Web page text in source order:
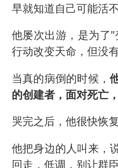
早就知道自己可能活不
他屡次出游，是为了
行动改变天命，但没有
当真的病倒的时候，
的创建者，面对死亡
哭完之后，他很快恢复
他把身边的人叫来，
回走，低调，别让群